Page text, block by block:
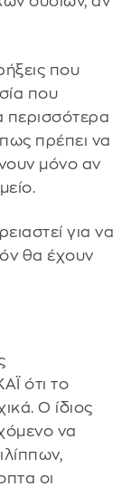
που
που
περισσότερα
πρέπει να
μόνο αν
για να
θα έχουν
ότι το
Ο ίδιος
να
οι